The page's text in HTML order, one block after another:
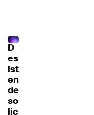
D
es
ist
en
de
so
lic